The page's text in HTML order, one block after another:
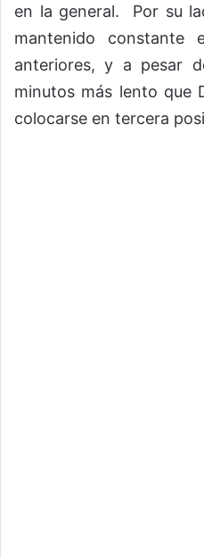
en la general. Por su
mantenido constante
anteriores, y a pesar
minutos más lento que
colocarse en tercera